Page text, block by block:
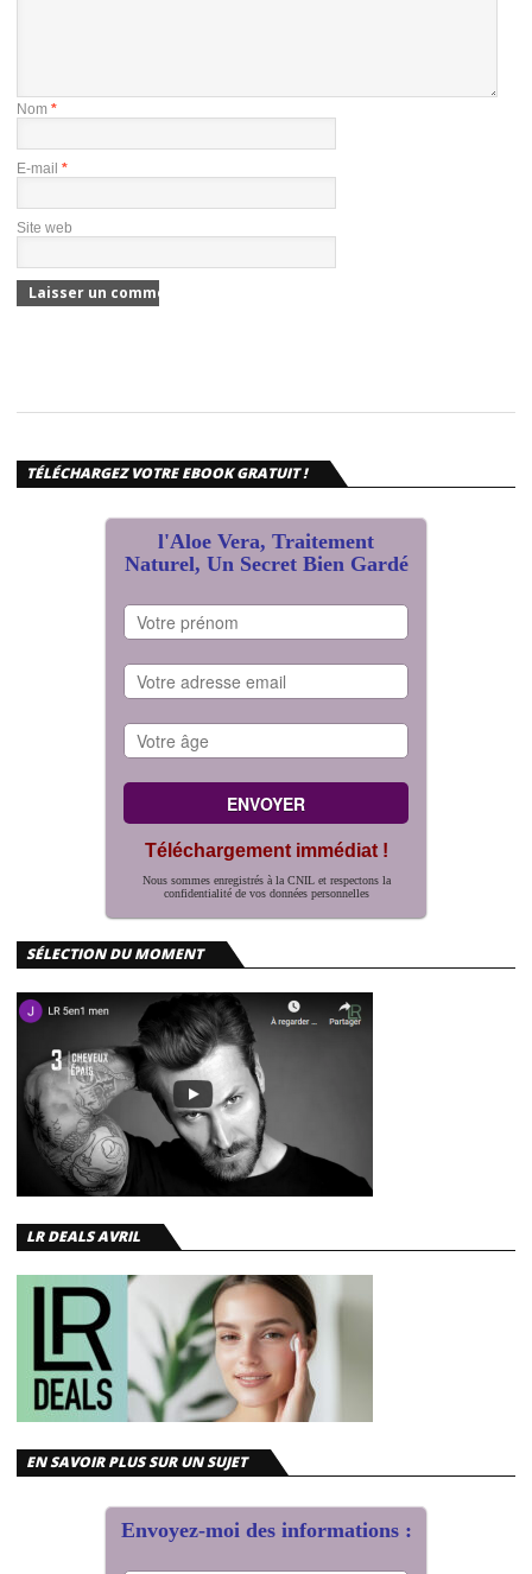
Nom *
E-mail *
Site web
TÉLÉCHARGEZ VOTRE EBOOK GRATUIT !
l'Aloe Vera, Traitement
Naturel, Un Secret Bien Gardé
Téléchargement immédiat !
Nous sommes enregistrés à la CNIL et respectons la
confidentialité de vos données personnelles
SÉLECTION DU MOMENT
LR DEALS AVRIL
EN SAVOIR PLUS SUR UN SUJET
Envoyez-moi des informations :